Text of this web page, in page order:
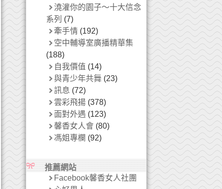
澆灌你的園子～十大信念
系列 (7)
牽手情(192)
空中輔導室廣播精華集
(188)
自我價值 (14)
與青少年共舞(23)
訊息 (72)
雲彩飛揚(378)
面對外遇 (123)
馨香女人會(80)
馮姐專欄 (92)
推薦網站
Facebook馨香女人社團